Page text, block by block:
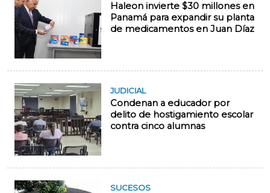
Haleon invierte $30 millones en
Panamá para expandir su planta
de medicamentos en Juan Díaz
JUDICIAL
Condenan a educador por
delito de hostigamiento escolar
contra cinco alumnas
SUCESOS